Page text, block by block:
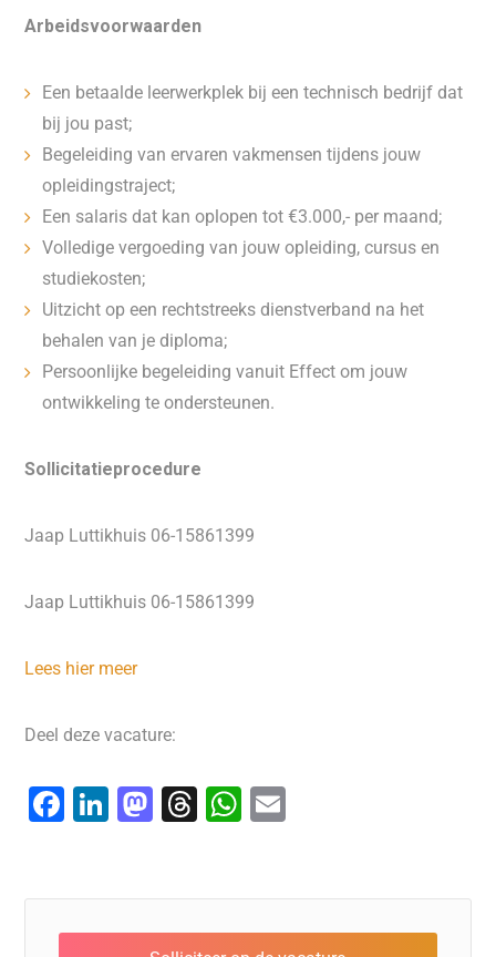
Arbeidsvoorwaarden
Een betaalde leerwerkplek bij een technisch bedrijf dat
bij jou past;
Begeleiding van ervaren vakmensen tijdens jouw
opleidingstraject;
Een salaris dat kan oplopen tot €3.000,- per maand;
Volledige vergoeding van jouw opleiding, cursus en
studiekosten;
Uitzicht op een rechtstreeks dienstverband na het
behalen van je diploma;
Persoonlijke begeleiding vanuit Effect om jouw
ontwikkeling te ondersteunen.
Sollicitatieprocedure
Jaap Luttikhuis 06-15861399
Jaap Luttikhuis 06-15861399
Lees hier meer
Deel deze vacature:
F
e
b
Li
e
dI
M
o
d
T
a
d
W
s
A
l